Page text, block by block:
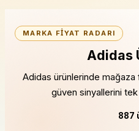
MARKA FIYAT RADARI
Adidas
Adidas ürünlerinde mağaza
güven sinyallerini tek
887